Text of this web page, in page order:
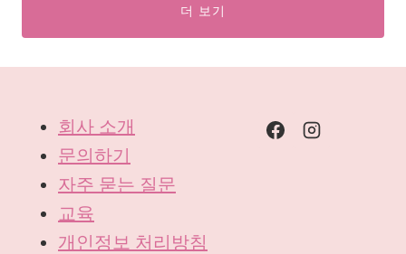
더 보기
회사 소개
문의하기
자주 묻는 질문
교육
개인정보 처리방침